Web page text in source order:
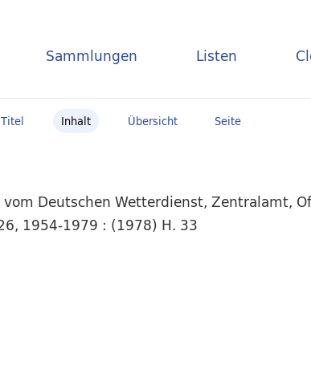
Sammlungen Listen
Titel Inhalt Übersicht Seite
Deutschen Wetterdienst, Zentralamt,
1954-1979 : (1978) H. 33